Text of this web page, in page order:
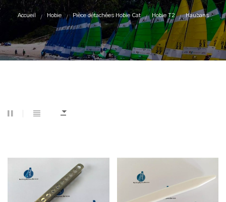
Accueil Hobie Pièce détachées Hobie Cat Hobie T2 Haubans